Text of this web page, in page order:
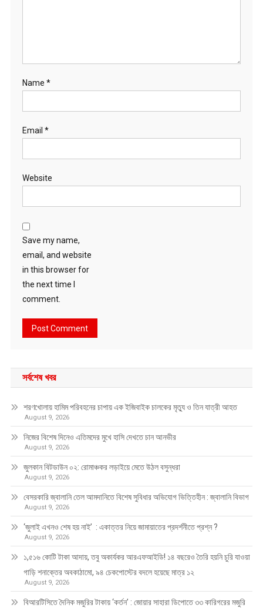
Name *
Email *
Website
Save my name,
email, and website
in this browser for
the next time I
comment.
সর্বশেষ খবর
শরণখোলায় হামিম পরিবহনের চাপায় এক ইজিবাইক চালকের মৃত্যু ও তিন যাত্রী আহত
August 9, 2026
নিজের বিশেষ দিনেও এতিমদের মুখে হাসি দেখতে চান আনভীর
August 9, 2026
জুলকান বিটডাউন ০২: রোমাঞ্চকর লড়াইয়ে মেতে উঠল বসুন্ধরা
August 9, 2026
বেসরকারি জ্বালানি তেল আমদানিতে বিশেষ সুবিধার অভিযোগ ভিত্তিহীন : জ্বালানি বিভাগ
August 9, 2026
‘জুলাই এখনও শেষ হয় নাই’ : একাত্তর নিয়ে জামায়াতের প্রদর্শনীতে প্রশ্ন ?
August 9, 2026
১,৫১৬ কোটি টাকা আদায়, তবু অকার্যকর আরএফআইডি! ১৪ বছরেও তৈরি হয়নি চুরি যাওয়া
গাড়ি শনাক্তের অবকাঠামো, ৯৪ চেকপোস্টের বদলে হয়েছে মাত্র ১২
August 9, 2026
বিআরটিসিতে দৈনিক মজুরির টাকায় ‘কর্তন’ : জোয়ার সাহারা ডিপোতে ৩৩ কারিগরের মজুরি